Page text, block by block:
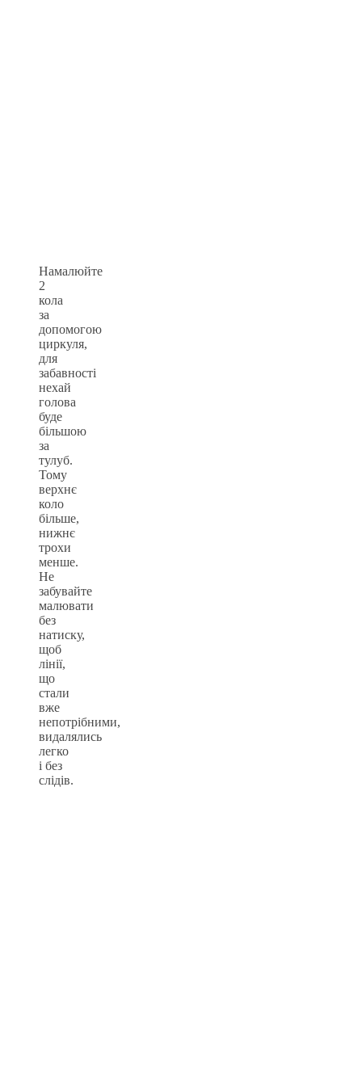
Намалюйте
2
кола
за
допомогою
циркуля,
для
забавності
нехай
голова
буде
більшою
за
тулуб.
Тому
верхнє
коло
більше,
нижнє
трохи
менше.
Не
забувайте
малювати
без
натиску,
щоб
лінії,
що
стали
вже
непотрібними,
видалялись
легко
і без
слідів.